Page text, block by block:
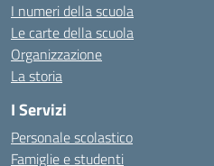
I numeri della scuola
Le carte della scuola
Organizzazione
La storia
I Servizi
Personale scolastico
Famiglie e studenti